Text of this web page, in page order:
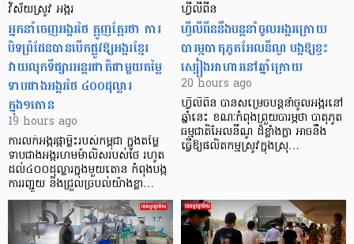
វិស័យស្រូវ អង្ករ
អ្នកនាំចេញអង្ករថៃ ត្អូញត្អែរថា ការ
បិទព្រំដែនបានបើកផ្លូវឱ្យអង្ករខ្មែរ
វាយលុកទីផ្សារអន្តរជាតិជាមួយតម្លៃ
ទាបជាងអង្ករថៃ ៤០០ដុល្លារ
ក្នុង១តោន
19 hours ago
ការលក់អង្ករផ្កាម្លិះរបស់កម្ពុជា ក្នុងតម្លៃ
ទាបជាងអង្ករហមម៉ាលិសរបស់ថៃ រហូត
ដល់៤០០ដុល្លារក្នុងមួយតោន កំពុងបង្ក
ការរញ្ជួយ និងជ្រួលច្របល់យ៉ាងខ្លា…
ហ្វីលីពីន
ហ្វីលីពីននឹងបន្តនាំចូលអង្ករក្រោយ
បារម្ភបាតុភូតអែលនីណូ បង្កឱ្យខ្វះ
ស្បៀងអាហារនៅឆ្នាំក្រោយ
20 hours ago
ហ្វីលីពីន បាន​សម្រេចបន្តនាំចូលអង្ករនៅ
ឆ្នាំនេះ ខណៈកំពុងព្រួយបារម្ភថា បាតុភូត
ធម្មជាតិអែលនីណូ ដ៏ខ្លាំងក្លា​ អាចនឹង
ធ្វើឱ្យផលិតកម្មស្រូវក្នុងស្រុ…